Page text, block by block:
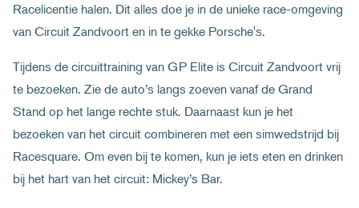
Racelicentie halen. Dit alles doe je in de unieke race-omgeving
van Circuit Zandvoort en in te gekke Porsche's.
Tijdens de circuittraining van GP Elite is Circuit Zandvoort vrij
te bezoeken. Zie de auto’s langs zoeven vanaf de Grand
Stand op het lange rechte stuk. Daarnaast kun je het
bezoeken van het circuit combineren met een simwedstrijd bij
Racesquare. Om even bij te komen, kun je iets eten en drinken
bij het hart van het circuit: Mickey’s Bar.